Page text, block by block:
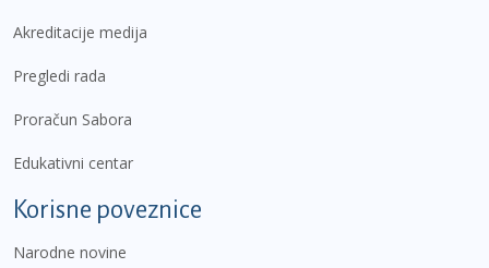
Akreditacije medija
Pregledi rada
Proračun Sabora
Edukativni centar
Korisne poveznice
Narodne novine